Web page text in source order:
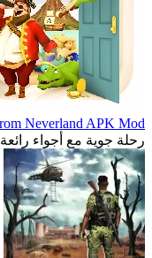
Neverland APK Mod
رحلة جوية مع أجواء رائعة